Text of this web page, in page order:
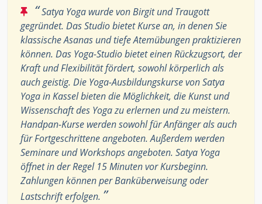
“Satya Yoga wurde von Birgit und Traugott
gegründet. Das Studio bietet Kurse an, in denen Sie
klassische Asanas und tiefe Atemübungen praktizieren
können. Das Yoga-Studio bietet einen Rückzugsort, der
Kraft und Flexibilität fördert, sowohl körperlich als
auch geistig. Die Yoga-Ausbildungskurse von Satya
Yoga in Kassel bieten die Möglichkeit, die Kunst und
Wissenschaft des Yoga zu erlernen und zu meistern.
Handpan-Kurse werden sowohl für Anfänger als auch
für Fortgeschrittene angeboten. Außerdem werden
Seminare und Workshops angeboten. Satya Yoga
öffnet in der Regel 15 Minuten vor Kursbeginn.
Zahlungen können per Banküberweisung oder
Lastschrift erfolgen. ”